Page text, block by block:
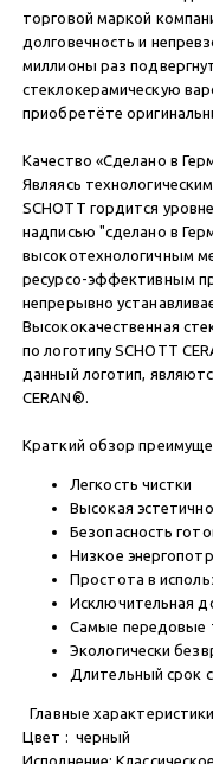
торговой маркой
долговечность и
миллионы раз
стеклокерамическую
приобретёте
Качество «Сделано в
Являясь
SCHOTT гордится
надписью "сделано в
высокотехнологичным
ресурсо-эффективным
непрерывно
Высококачественная
по логотипу SCHOTT
данный логотип,
CERAN®.
Краткий обзор
Легкость чистки
Высокая
Безопасность
Низкое
Простота в
Исключительная
Самые передовые
Экологически
Длительный срок
Главные характеристики
Цвет : черный
Исполнение: Классическое